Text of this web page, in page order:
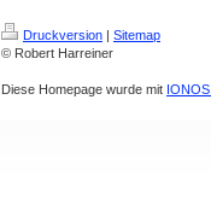
Druckversion | Sitemap
© Robert Harreiner
Diese Homepage wurde mit